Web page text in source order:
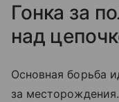
Гонка за
над
Основная борьба
за